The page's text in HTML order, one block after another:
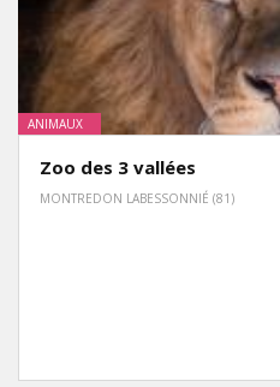
ANIMAUX
Zoo des 3 vallées
MONTREDON LABESSONNIÉ (81)